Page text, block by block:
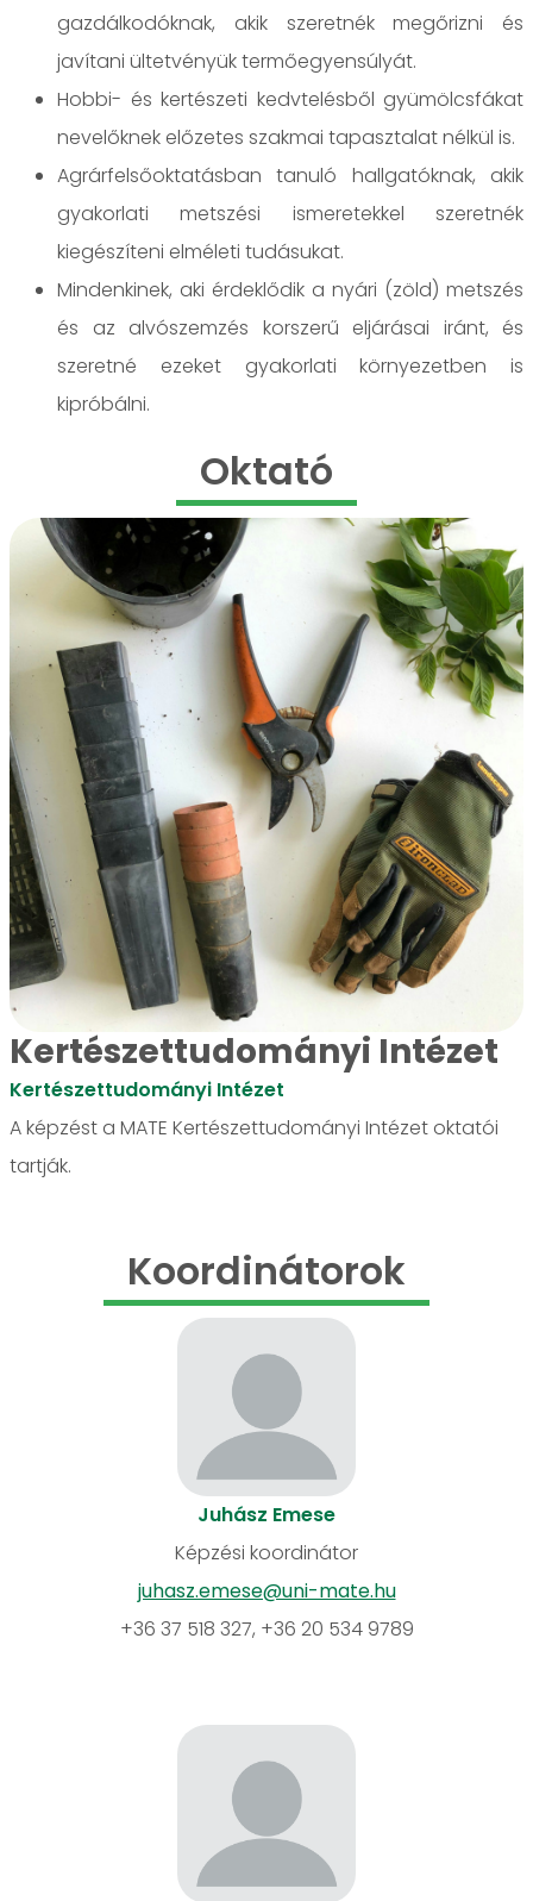
gazdálkodóknak, akik szeretnék megőrizni és
javítani ültetvényük termőegyensúlyát.
Hobbi- és kertészeti kedvtelésből gyümölcsfákat
nevelőknek előzetes szakmai tapasztalat nélkül is.
Agrárfelsőoktatásban tanuló hallgatóknak, akik
gyakorlati metszési ismeretekkel szeretnék
kiegészíteni elméleti tudásukat.
Mindenkinek, aki érdeklődik a nyári (zöld) metszés
és az alvószemzés korszerű eljárásai iránt, és
szeretné ezeket gyakorlati környezetben is
kipróbálni.
Oktató
Kertészettudományi Intézet
Kertészettudományi Intézet
A képzést a MATE Kertészettudományi Intézet oktatói
tartják.
Koordinátorok
Juhász Emese
Képzési koordinátor
juhasz.emese@uni-mate.hu
+36 37 518 327, +36 20 534 9789